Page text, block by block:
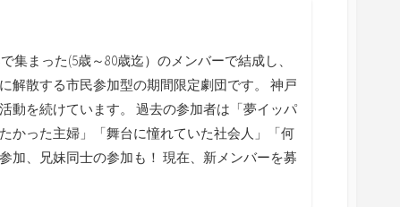
まった(5歳～80歳迄）のメンバーで結成し、
解散する市民参加型の期間限定劇団です。 神戸
動を続けています。 過去の参加者は「夢イッパ
かった主婦」「舞台に憧れていた社会人」「何
加、兄妹同士の参加も！ 現在、新メンバーを募